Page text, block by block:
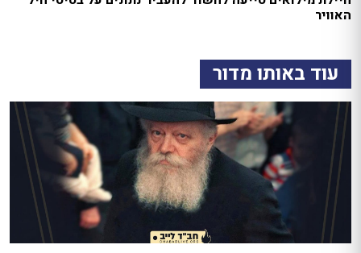
האוויר
עוד באותו מדור